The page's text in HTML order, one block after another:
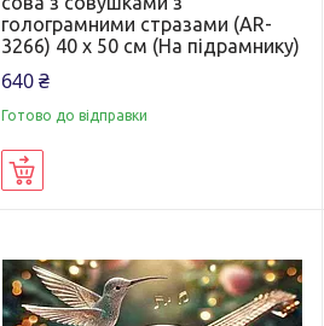
голограмними стразами (AR-
3266) 40 х 50 см (На підрамнику)
640 ₴
Готово до відправки